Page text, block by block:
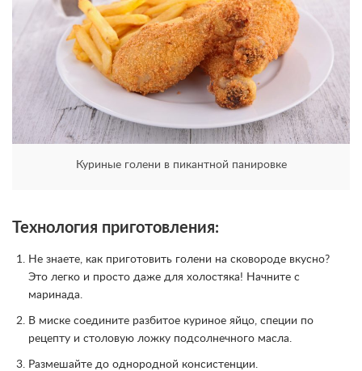
Куриные голени в пикантной панировке
Технология приготовления:
Не знаете, как приготовить голени на сковороде вкусно?
Это легко и просто даже для холостяка! Начните с
маринада.
В миске соедините разбитое куриное яйцо, специи по
рецепту и столовую ложку подсолнечного масла.
Размешайте до однородной консистенции.